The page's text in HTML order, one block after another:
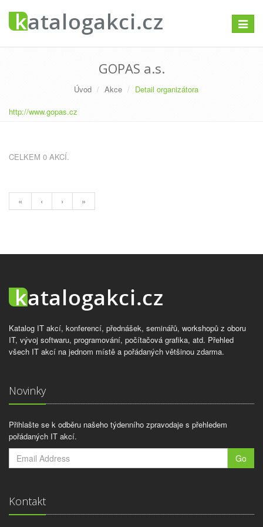
GOPAS a.s.
Úvod Akce
Detail organizátora
http://www.gopas.cz
CELKEM 0 AKCÍ.
« ‹ › »
Katalog IT akcí, konferencí, přednášek, seminářů, workshopů z oboru
IT, vývoj softwaru, programování, počítačová grafika, atd. Přehled
všech IT akcí na jednom místě a pořádaných většinou zdarma.
Novinky
Přihlašte se k odběru našeho týdenního zpravodaje s přehledem
pořádaných IT akcí.
Go
Kontakt